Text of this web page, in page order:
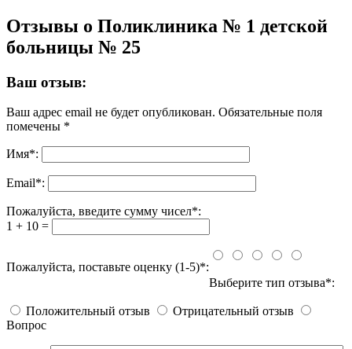
Отзывы о Поликлиника № 1 детской
больницы № 25
Ваш отзыв:
Ваш адрес email не будет опубликован. Обязательные поля
помечены *
Имя*:
Email*:
Пожалуйста, введите сумму чисел*:
1 + 10 =
Пожалуйста, поставьте оценку (1-5)*:
Выберите тип отзыва*:
Положительный отзыв
Отрицательный отзыв
Вопрос